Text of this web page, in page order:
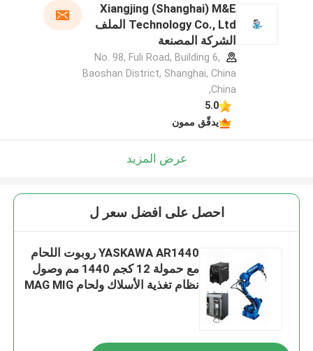
Xiangjing (Shanghai) M&E
Technology Co., Ltd الملف
الشركة المصنعة
No. 98, Fuli Road, Building 6,
Baoshan District, Shanghai, China
,China
5.0
يدقّق ممون
عرض المزيد
احصل على افضل سعر ل
YASKAWA AR1440 روبوت اللحام
مع حمولة 12 كجم 1440 مم وصول
نظام تغذية الأسلاك ولحام MAG MIG